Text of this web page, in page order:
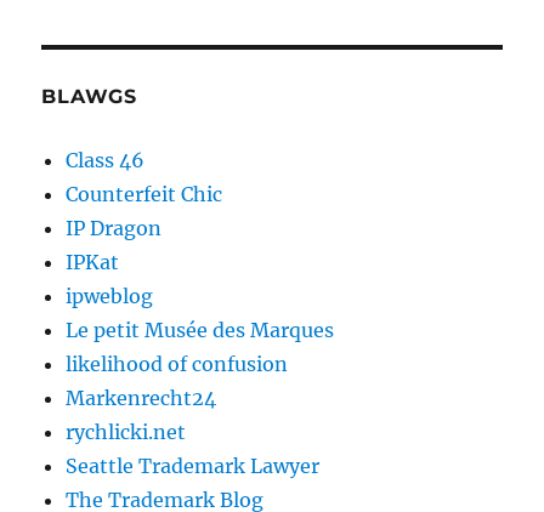
BLAWGS
Class 46
Counterfeit Chic
IP Dragon
IPKat
ipweblog
Le petit Musée des Marques
likelihood of confusion
Markenrecht24
rychlicki.net
Seattle Trademark Lawyer
The Trademark Blog